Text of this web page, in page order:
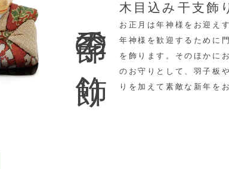
季節の飾り
木目込み干支飾
お正月は年神様をお迎え
年神様を歓迎するために
を飾ります。そのほかに
のお守りとして、羽子板
りを加えて素敵な新年を